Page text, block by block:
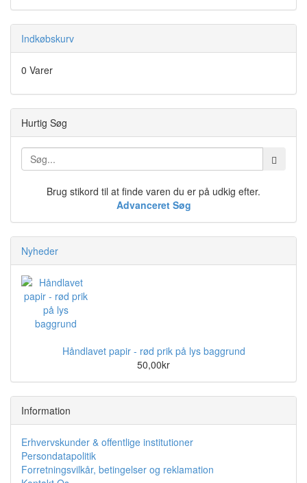
Indkøbskurv
0 Varer
Hurtig Søg
Brug stikord til at finde varen du er på udkig efter.
Advanceret Søg
Nyheder
Håndlavet papir - rød prik på lys baggrund
50,00kr
Information
Erhvervskunder & offentlige institutioner
Persondatapolitik
Forretningsvilkår, betingelser og reklamation